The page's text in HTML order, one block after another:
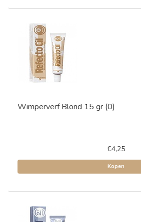
Wimperverf Blond 15 gr (0)
€4,25
Kopen